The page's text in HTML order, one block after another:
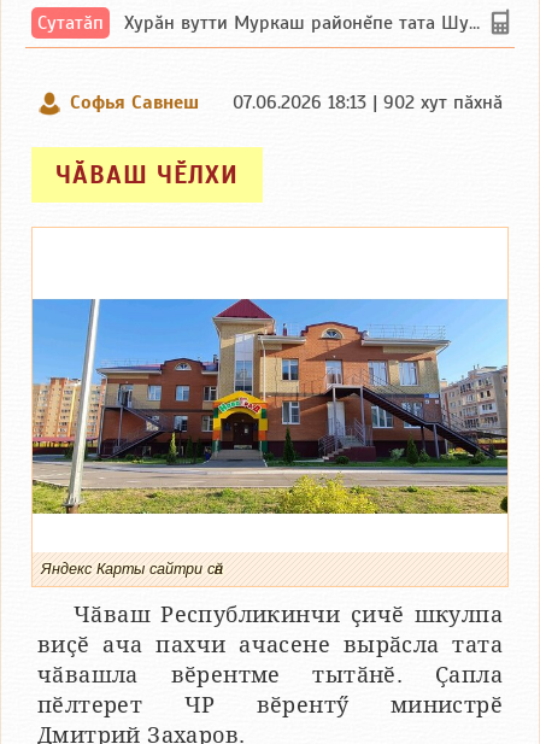
Сутатӑп Хурăн вутти Муркаш районĕпе тата Шупашкар районĕнчи Ишлей тăрăхĕпе сутатăп. Ха...
Софья Савнеш 07.06.2026 18:13 | 902 хут пӑхнӑ
ЧӐВАШ ЧӖЛХИ
Яндекс Карты сайтри сӑн
Чӑваш Республикинчи ҫичӗ шкулпа
виҫӗ ача пахчи ачасене вырӑсла тата
чӑвашла вӗрентме тытӑнӗ. Ҫапла
пӗлтерет ЧР вӗрентӳ министрӗ
Дмитрий Захаров.